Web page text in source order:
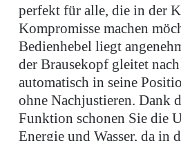
perfekt für alle, die in der
Kompromisse machen
Bedienhebel liegt
der Brausekopf gleitet
automatisch in seine
ohne Nachjustieren. Dank
Funktion schonen Sie die
Energie und Wasser, da in